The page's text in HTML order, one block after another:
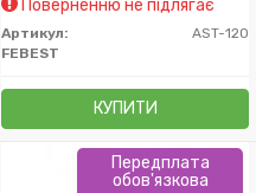
Поверненню не підлягає
Артикул:
AST-120
FEBEST
КУПИТИ
Передплата
обов'язкова